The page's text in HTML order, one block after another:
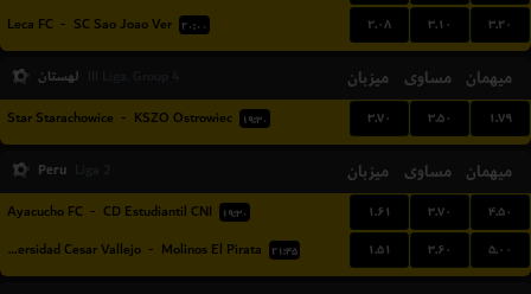
Leca FC - SC Sao Joao Ver ۲۰:۰۰ ۲.۰۸ ۳.۱۰ ۳.۲۰
لهستان میزبان مساوی میهمان
Star Starachowice - KSZO Ostrowiec ۱۹:۳۰ ۳.۷۰ ۳.۵۰ ۱.۷۹
Peru میزبان مساوی میهمان
Ayacucho FC - CD Estudiantil CNI ۱۹:۳۰ ۱.۶۱ ۳.۷۰ ۴.۵۰
Universidad Cesar Vallejo - Molinos El Pirata ۲۱:۴۵ ۱.۵۱ ۳.۶۰ ۵.۰۰